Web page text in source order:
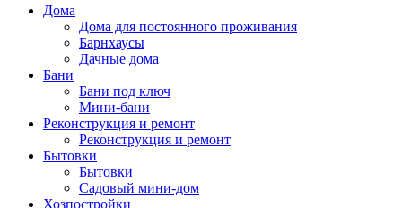
Дома
Дома для постоянного проживания
Барнхаусы
Дачные дома
Бани
Бани под ключ
Мини-бани
Реконструкция и ремонт
Реконструкция и ремонт
Бытовки
Бытовки
Садовый мини-дом
Хозпостройки